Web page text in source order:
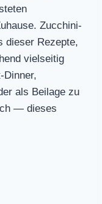
Zucchini-
dieser Rezepte,
vielseitig
Dinner,
als Beilage zu
— dieses